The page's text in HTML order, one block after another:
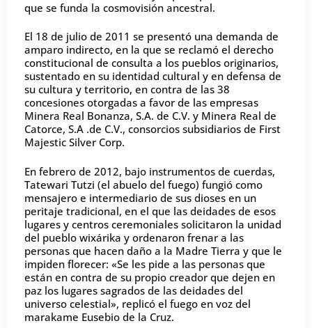
que se funda la cosmovisión ancestral.
El 18 de julio de 2011 se presentó una demanda de
amparo indirecto, en la que se reclamó el derecho
constitucional de consulta a los pueblos originarios,
sustentado en su identidad cultural y en defensa de
su cultura y territorio, en contra de las 38
concesiones otorgadas a favor de las empresas
Minera Real Bonanza, S.A. de C.V. y Minera Real de
Catorce, S.A .de C.V., consorcios subsidiarios de First
Majestic Silver Corp.
En febrero de 2012, bajo instrumentos de cuerdas,
Tatewari Tutzi (el abuelo del fuego) fungió como
mensajero e intermediario de sus dioses en un
peritaje tradicional, en el que las deidades de esos
lugares y centros ceremoniales solicitaron la unidad
del pueblo wixárika y ordenaron frenar a las
personas que hacen daño a la Madre Tierra y que le
impiden florecer: «Se les pide a las personas que
están en contra de su propio creador que dejen en
paz los lugares sagrados de las deidades del
universo celestial», replicó el fuego en voz del
marakame Eusebio de la Cruz.